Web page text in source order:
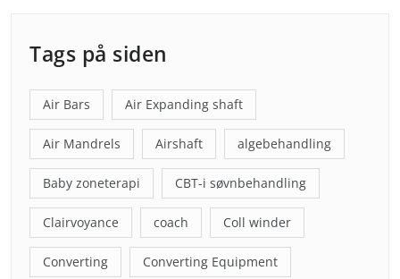
Tags på siden
Air Bars Air Expanding shaft
Air Mandrels Airshaft algebehandling
Baby zoneterapi CBT-i søvnbehandling
Clairvoyance coach Coll winder
Converting Converting Equipment